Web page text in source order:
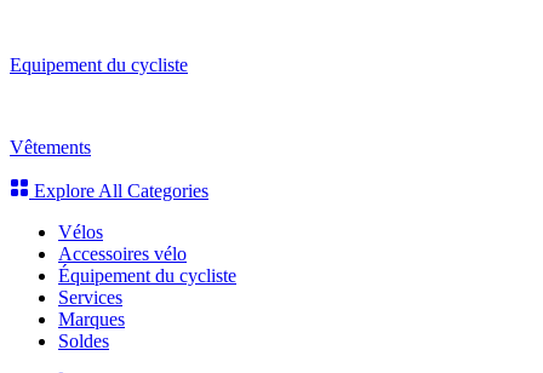
Equipement du cycliste
Vêtements
Explore All Categories
Vélos
Accessoires vélo
Équipement du cycliste
Services
Marques
Soldes